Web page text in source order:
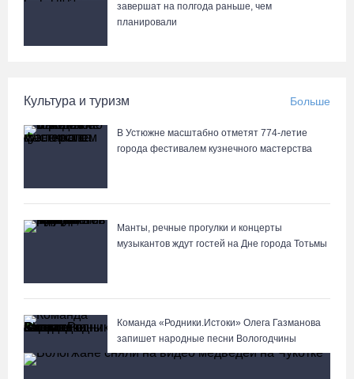
завершат на полгода раньше, чем
планировали
Культура и туризм Больше
В Устюжне масштабно отметят 774-летие
города фестивалем кузнечного мастерства
Манты, речные прогулки и концерты
музыкантов ждут гостей на Дне города Тотьмы
Команда «Родники.Истоки» Олега Газманова
запишет народные песни Вологодчины